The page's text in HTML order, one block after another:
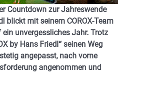
Countdown zur Jahreswende
blickt mit seinem COROX-Team
unvergessliches Jahr. Trotz
by Hans Friedl“ seinen Weg
angepasst, nach vorne
angenommen und